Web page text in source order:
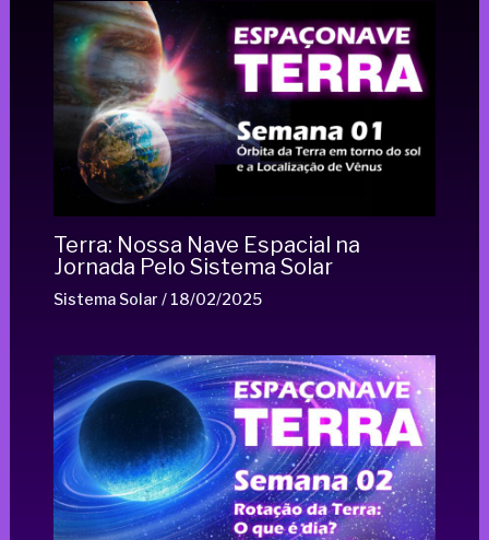
Terra: Nossa Nave Espacial na
Jornada Pelo Sistema Solar
Sistema Solar / 18/02/2025